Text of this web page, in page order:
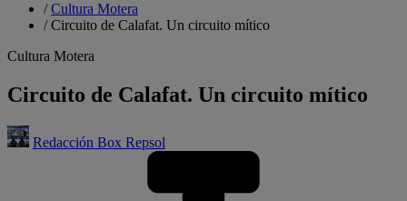
/Cultura Motera
/Circuito de Calafat. Un circuito mítico
Cultura Motera
Circuito de Calafat. Un circuito mítico
Redacción Box Repsol